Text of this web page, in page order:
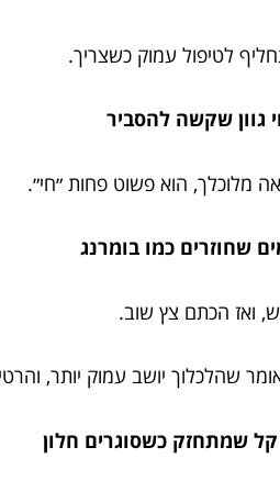
לטיפול עמוק כשצריך.
מלוכלך, הוא פשוט פחות ״חי״.
ואז הכתם צץ שוב.
שהלכלוך יושב עמוק יותר,